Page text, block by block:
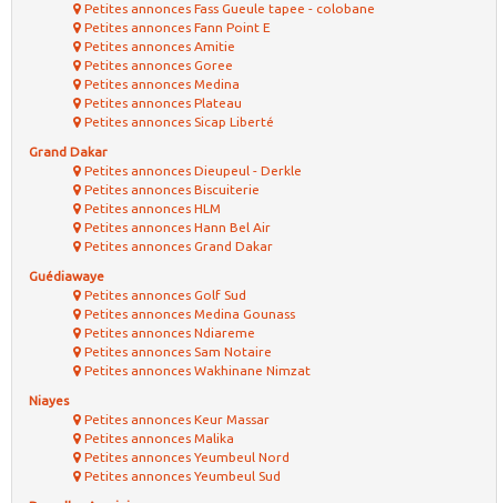
Petites annonces Fass Gueule tapee - colobane
Petites annonces Fann Point E
Petites annonces Amitie
Petites annonces Goree
Petites annonces Medina
Petites annonces Plateau
Petites annonces Sicap Liberté
Grand Dakar
Petites annonces Dieupeul - Derkle
Petites annonces Biscuiterie
Petites annonces HLM
Petites annonces Hann Bel Air
Petites annonces Grand Dakar
Guédiawaye
Petites annonces Golf Sud
Petites annonces Medina Gounass
Petites annonces Ndiareme
Petites annonces Sam Notaire
Petites annonces Wakhinane Nimzat
Niayes
Petites annonces Keur Massar
Petites annonces Malika
Petites annonces Yeumbeul Nord
Petites annonces Yeumbeul Sud